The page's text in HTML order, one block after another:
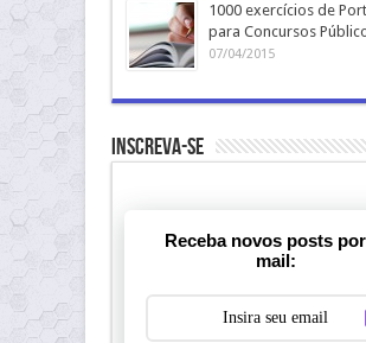
1000 exercícios de
para Concursos
07/04/2015
Inscreva-se
Receba novos posts
mail: